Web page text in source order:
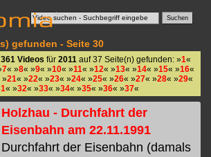
gefunden - Seite 30
361 Videos für2011 auf 37 Seite(n) gefunden: »1«
7« »8« »9« »10« »11« »12« »13« »14« »15« »16«
»21« »22« »23« »24« »25« »26« »27« »28« »29«
« »32« »33« »34« »35« »36« »37«
Holzhau - Durchfahrt der
Eisenbahn am 22.11.1991
Durchfahrt der Eisenbahn (damals